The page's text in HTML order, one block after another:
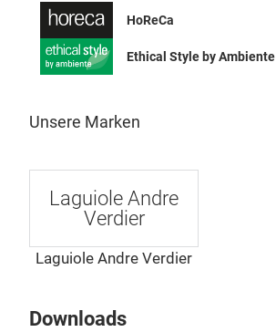
HoReCa
Ethical Style by Ambiente
Unsere Marken
Laguiole Andre
Verdier
Laguiole Andre Verdier
Downloads